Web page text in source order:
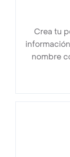
Crea tu
nombre